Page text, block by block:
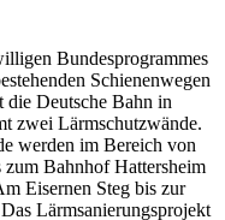
Bundesprogrammes
Schienenwegen
die Deutsche Bahn in
zwei Lärmschutzwände.
werden im Bereich von
zum Bahnhof Hattersheim
Eisernen Steg bis zur
Lärmsanierungsprojekt